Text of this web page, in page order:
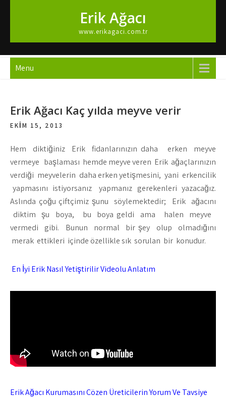
Erik Ağacı
www.erikagaci.com.tr
Menu
Erik Ağacı Kaç yılda meyve verir
EKIM 15, 2013
Hem diktiğiniz Erik fidanlarınızın daha erken meyve
vermeye başlaması hemde meyve veren Erik ağaçlarınızın
verdiği meyvelerin daha erken yetişmesini, yani erkencilik
yapmasını istiyorsanız yapmanız gerekenleri yazacağız.
Aslında çoğu çiftçimiz şunu söylemektedir; Erik ağacını
diktim şu boya, bu boya geldi ama halen meyve
vermedi gibi. Bunun normal bir şey olup olmadığını
merak ettikleri içinde özellikle sık sorulan bir konudur.
En İyi Erik Nasıl Yetiştirilir Videolu Anlatım
Erik Ağacı Kurumasını Çözen Üreticilerin Yorum Ve Tavsiye